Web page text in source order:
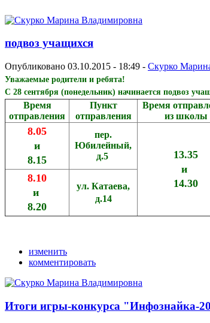
подвоз учащихся
Опубликовано 03.10.2015 - 18:49 - Скурко
Уважаемые родители и ребята!
С 28 сентября (понедельник) начинается подвоз
Время
отправления
Пункт
отправления
Время
из школы
8.05
и
8.15
пер.
Юбилейный,
д.5
13.35
и
14.30
8.10
и
8.20
ул. Катаева,
д.14
изменить
комментировать
Итоги игры-конкурса "Инфознайка-